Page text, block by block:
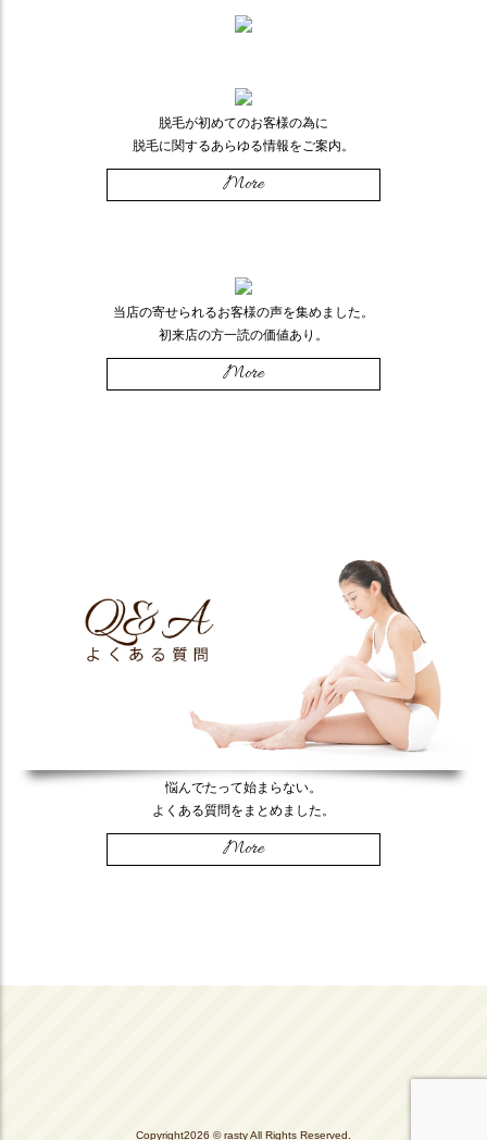
脱毛が初めてのお客様の為に
脱毛に関するあらゆる情報をご案内。
More
当店の寄せられるお客様の声を集めました。
初来店の方一読の価値あり。
More
悩んでたって始まらない。
よくある質問をまとめました。
More
Copyright2026 © rasty All Rights Reserved.